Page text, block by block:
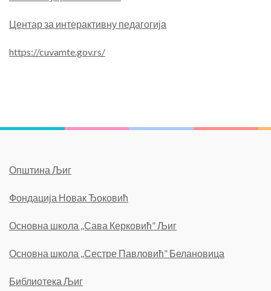
Центар за интерактивну педагогија
https://cuvamte.gov.rs/
Општина Љиг
Фондација Новак Ђоковић
Основна школа ,,Сава Керковић” Љиг
Основна школа ,,Сестре Павловић” Белановица
Библиотека Љиг